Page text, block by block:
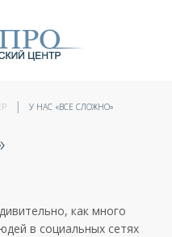
У НАС «ВСЕ СЛОЖНО»
как много
в социальных сетях